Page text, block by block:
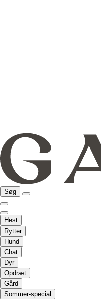
Søg
Hest
Rytter
Hund
Chat
Dyr
Opdræt
Gård
Sommer-special